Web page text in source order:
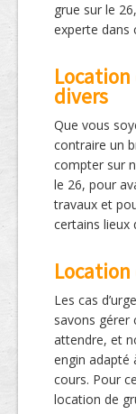
grue sur le
experte dans
divers
Que vous
contraire un
compter sur
le 26, pour
travaux et
certains lieux
Location
Les cas
savons gérer
attendre, et
engin adapté
cours. Pour
location de